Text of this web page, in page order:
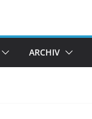
ARCHIV